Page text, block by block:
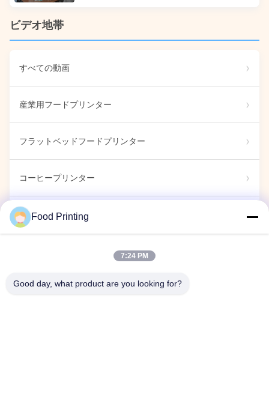
ビデオ地帯
すべての動画
産業用フードプリンター
フラットベッドフードプリンター
コーヒープリンター
食用 標識
カプセルプリンター
Food Printing
7:24 PM
Good day, what product are you looking for?